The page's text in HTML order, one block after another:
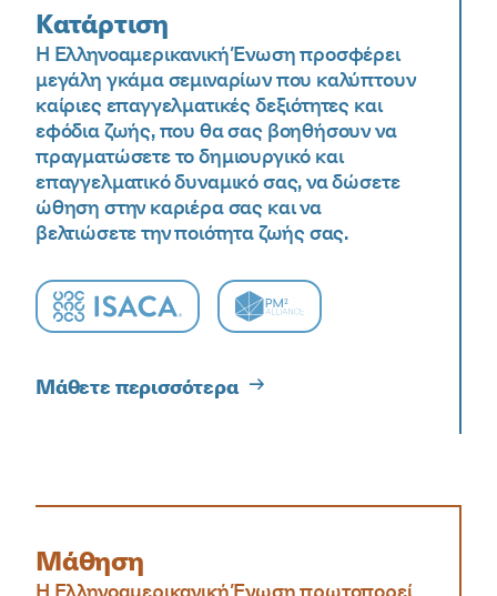
Κατάρτιση
Η Ελληνοαμερικανική Ένωση προσφέρει
μεγάλη γκάμα σεμιναρίων που καλύπτουν
καίριες επαγγελματικές δεξιότητες και
εφόδια ζωής, που θα σας βοηθήσουν να
πραγματώσετε το δημιουργικό και
επαγγελματικό δυναμικό σας, να δώσετε
ώθηση στην καριέρα σας και να
βελτιώσετε την ποιότητα ζωής σας.
ISACA logo
Μάθετε περισσότερα
Μάθηση
Η Ελληνοαμερικανική Ένωση πρωτοπορεί